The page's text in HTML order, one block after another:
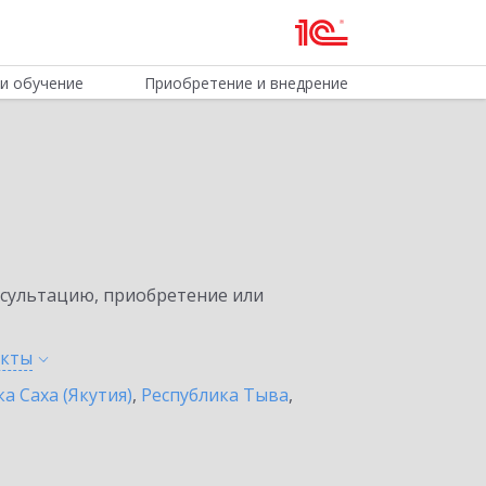
обучение Приобретение и внедрение
приобретение или
Саха (Якутия), Республика Тыва,